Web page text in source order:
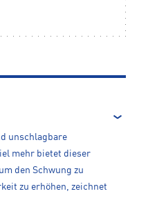
unschlagbare
mehr bietet dieser
den Schwung zu
zu erhöhen, zeichnet